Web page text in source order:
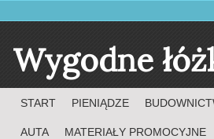
Wygodne
START PIENIĄDZE
AUTA MATERIAŁY PROMOCYJNE